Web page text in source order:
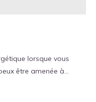
lorsque vous
être amenée à…